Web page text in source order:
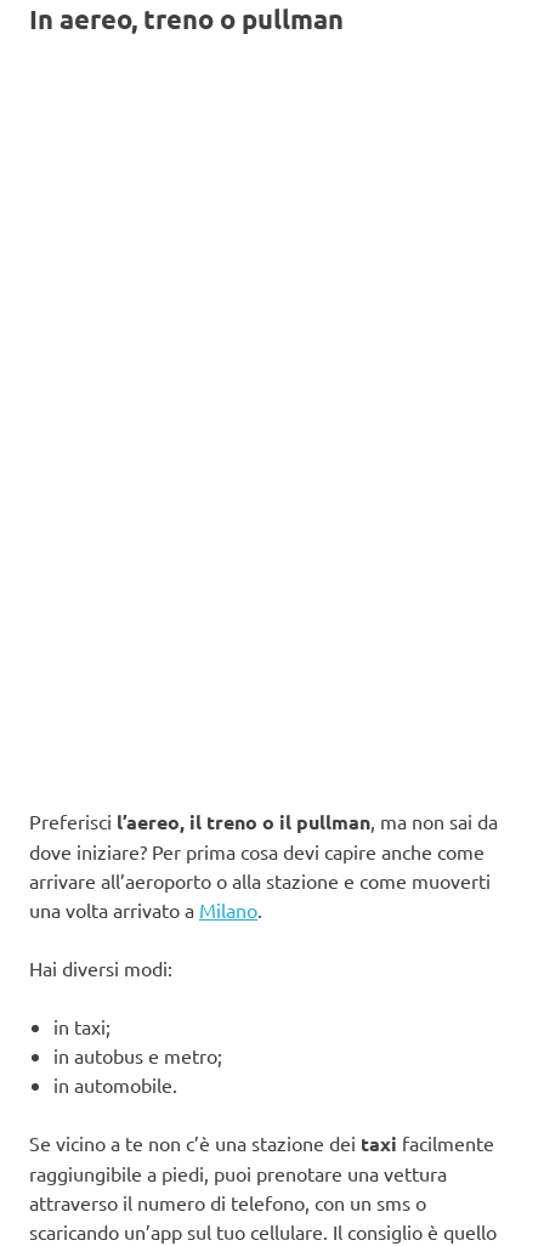
In aereo, treno o pullman
Preferisci l’aereo, il treno o il pullman, ma non sai da
dove iniziare? Per prima cosa devi capire anche come
arrivare all’aeroporto o alla stazione e come muoverti
una volta arrivato a Milano.
Hai diversi modi:
in taxi;
in autobus e metro;
in automobile.
Se vicino a te non c’è una stazione dei taxi facilmente
raggiungibile a piedi, puoi prenotare una vettura
attraverso il numero di telefono, con un sms o
scaricando un’app sul tuo cellulare. Il consiglio è quello